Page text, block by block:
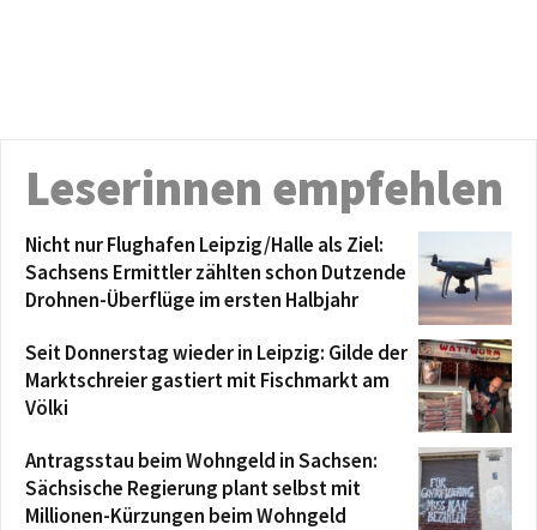
Leserinnen empfehlen
Nicht nur Flughafen Leipzig/Halle als Ziel:
Sachsens Ermittler zählten schon Dutzende
Drohnen-Überflüge im ersten Halbjahr
Seit Donnerstag wieder in Leipzig: Gilde der
Marktschreier gastiert mit Fischmarkt am
Völki
Antragsstau beim Wohngeld in Sachsen:
Sächsische Regierung plant selbst mit
Millionen-Kürzungen beim Wohngeld